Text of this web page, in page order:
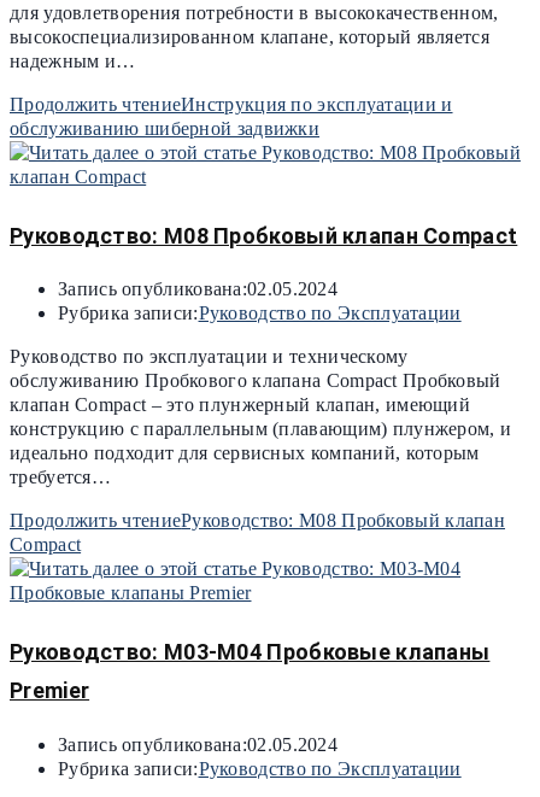
для удовлетворения потребности в высококачественном,
высокоспециализированном клапане, который является
надежным и…
Продолжить чтениеИнструкция по эксплуатации и
обслуживанию шиберной задвижки
Руководство: M08 Пробковый клапан Compact
Запись опубликована:02.05.2024
Рубрика записи:Руководство по Эксплуатации
Руководство по эксплуатации и техническому
обслуживанию Пробкового клапана Compact Пробковый
клапан Compact – это плунжерный клапан, имеющий
конструкцию с параллельным (плавающим) плунжером, и
идеально подходит для сервисных компаний, которым
требуется…
Продолжить чтениеРуководство: M08 Пробковый клапан
Compact
Руководство: M03-M04 Пробковые клапаны
Premier
Запись опубликована:02.05.2024
Рубрика записи:Руководство по Эксплуатации